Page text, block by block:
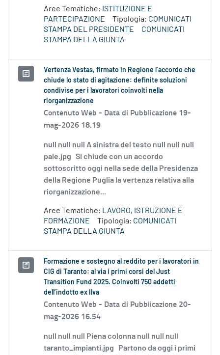
Aree Tematiche: ISTITUZIONE E
PARTECIPAZIONE
Tipologia: COMUNICATI
STAMPA DEL PRESIDENTE
COMUNICATI
STAMPA DELLA GIUNTA
Vertenza Vestas, firmato in Regione l’accordo che
chiude lo stato di agitazione: definite soluzioni
condivise per i lavoratori coinvolti nella
riorganizzazione
Contenuto Web - Data di Pubblicazione 19-
mag-2026 18.19
null null null A sinistra del testo null null null
pale.jpg Si chiude con un accordo
sottoscritto oggi nella sede della Presidenza
della Regione Puglia la vertenza relativa alla
riorganizzazione...
Aree Tematiche: LAVORO, ISTRUZIONE E
FORMAZIONE
Tipologia: COMUNICATI
STAMPA DELLA GIUNTA
Formazione e sostegno al reddito per i lavoratori in
CIG di Taranto: al via i primi corsi del Just
Transition Fund 2025. Coinvolti 750 addetti
dell’indotto ex Ilva
Contenuto Web - Data di Pubblicazione 20-
mag-2026 16.54
null null null Piena colonna null null null
taranto_impianti.jpg Partono da oggi i primi